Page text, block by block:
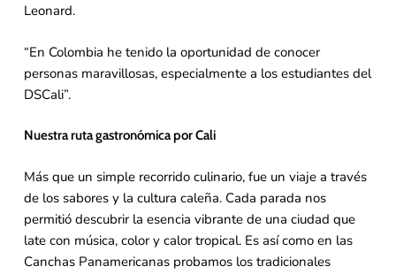
Leonard.
“En Colombia he tenido la oportunidad de conocer
personas maravillosas, especialmente a los estudiantes del
DSCali”.
Nuestra ruta gastronómica por Cali
Más que un simple recorrido culinario, fue un viaje a través
de los sabores y la cultura caleña. Cada parada nos
permitió descubrir la esencia vibrante de una ciudad que
late con música, color y calor tropical. Es así como en las
Canchas Panamericanas probamos los tradicionales